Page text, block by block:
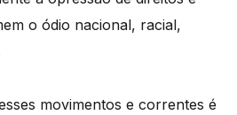
o ódio nacional, racial,
movimentos e correntes é